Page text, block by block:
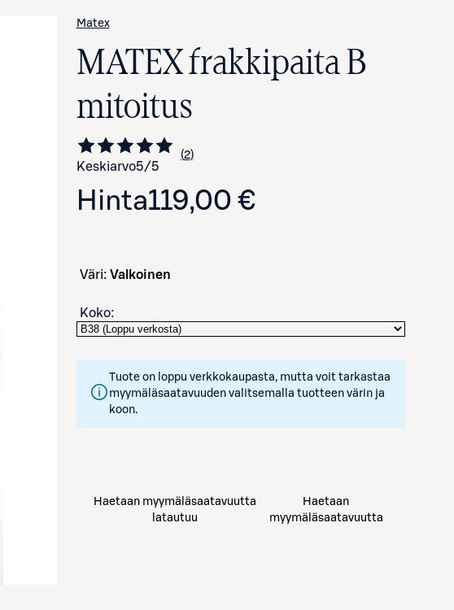
Matex
MATEX frakkipaita B
mitoitus
Keskiarvo5/5 Siirry arvioihin
2
kappaletta
Hinta119,00 €
väri: Valkoinen
Koko:
Tuote on loppu verkkokaupasta, mutta voit tarkastaa
myymäläsaatavuuden valitsemalla tuotteen värin ja
koon.
Haetaan myymäläsaatavuutta
latautuu
Haetaan
myymäläsaatavuutta